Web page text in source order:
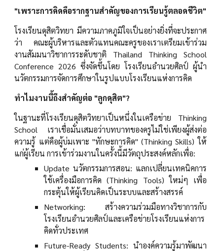
"เพราะการคิดคือรากฐานสำคัญของการเรียนรู้ตลอดชีวิต"
โรงเรียนดุสิตวิทยา มีความภาคภูมิใจเป็นอย่างยิ่งที่จะประกาศ
ว่า คณะผู้บริหารและตัวแทนคณะครูของเราเตรียมเข้าร่วม
งานสัมมนาวิชาการระดับชาติ Thailand Thinking School
Conference 2026 ซึ่งจัดขึ้นโดย โรงเรียนอำนวยศิลป์ ผู้นำ
นวัตกรรมการจัดการศึกษาในรูปแบบโรงเรียนแห่งการคิด
ทำไมงานนี้ถึงสำคัญต่อ "ลูกดุสิต"?
ในฐานะที่โรงเรียนดุสิตวิทยาเป็นหนึ่งในเครือข่าย Thinking
School เราเชื่อมั่นเสมอว่าบทบาทของครูไม่ใช่เพียงผู้ส่งต่อ
ความรู้ แต่คือผู้บ่มเพาะ "ทักษะการคิด" (Thinking Skills) ให้
แก่ผู้เรียน การเข้าร่วมงานในครั้งนี้มีวัตถุประสงค์หลักเพื่อ:
Update นวัตกรรมการสอน: แลกเปลี่ยนเทคนิคการ
ใช้เครื่องมือการคิด (Thinking Tools) ใหม่ๆ เพื่อ
กระตุ้นให้ผู้เรียนคิดเป็นระบบและสร้างสรรค์
Networking: สร้างความร่วมมือทางวิชาการกับ
โรงเรียนอำนวยศิลป์และเครือข่ายโรงเรียนแห่งการ
คิดทั่วประเทศ
Future-Ready Students: นำองค์ความรู้มาพัฒนา